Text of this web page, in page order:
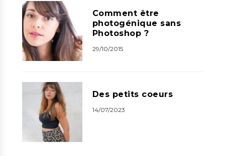
Comment être
photogénique sans
Photoshop ?
29/10/2015
Des petits coeurs
14/07/2023